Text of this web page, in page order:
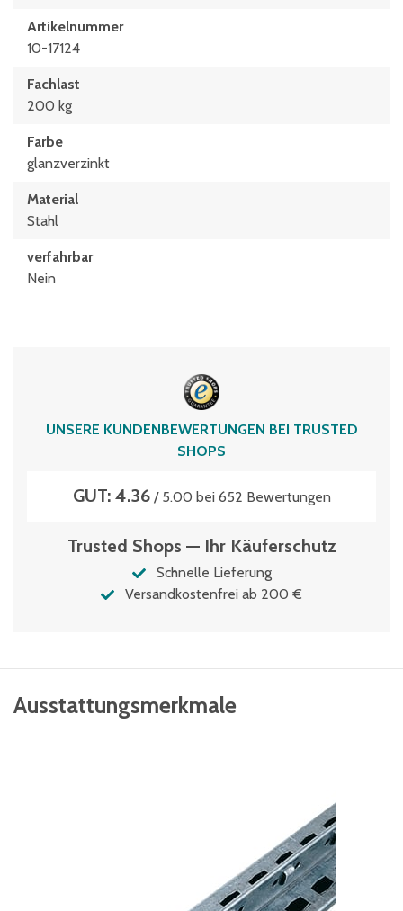
Artikelnummer
10-17124
Fachlast
200 kg
Farbe
glanzverzinkt
Material
Stahl
verfahrbar
Nein
UNSERE KUNDENBEWERTUNGEN BEI TRUSTED
SHOPS
GUT: 4.36/ 5.00 bei 652 Bewertungen
Trusted Shops — Ihr Käuferschutz
Schnelle Lieferung
Versandkostenfrei ab 200 €
Ausstattungsmerkmale